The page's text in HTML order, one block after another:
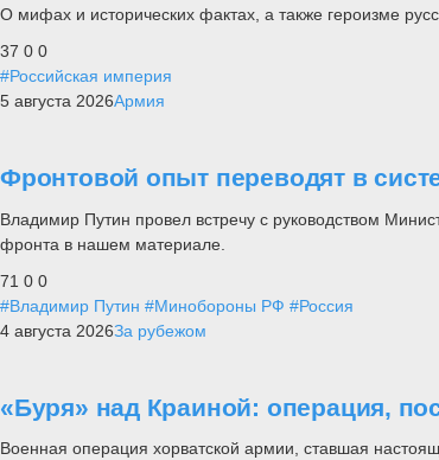
О мифах и исторических фактах, а также героизме
37 0 0
#Российская империя
5 августа 2026Армия
Фронтовой опыт переводят в
Владимир Путин провел встречу с руководством
фронта в нашем материале.
71 0 0
#Владимир Путин #Минобороны РФ #Россия
4 августа 2026За рубежом
«Буря» над Краиной: операция,
Военная операция хорватской армии, ставшая